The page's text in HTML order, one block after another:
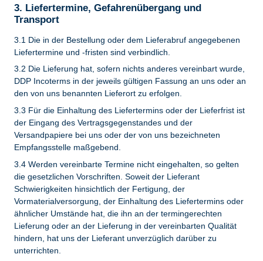
3. Liefertermine, Gefahrenübergang und
Transport
3.1 Die in der Bestellung oder dem Lieferabruf angegebenen
Liefertermine und -fristen sind verbindlich.
3.2 Die Lieferung hat, sofern nichts anderes vereinbart wurde,
DDP Incoterms in der jeweils gültigen Fassung an uns oder an
den von uns benannten Lieferort zu erfolgen.
3.3 Für die Einhaltung des Liefertermins oder der Lieferfrist ist
der Eingang des Vertragsgegenstandes und der
Versandpapiere bei uns oder der von uns bezeichneten
Empfangsstelle maßgebend.
3.4 Werden vereinbarte Termine nicht eingehalten, so gelten
die gesetzlichen Vorschriften. Soweit der Lieferant
Schwierigkeiten hinsichtlich der Fertigung, der
Vormaterialversorgung, der Einhaltung des Liefertermins oder
ähnlicher Umstände hat, die ihn an der termingerechten
Lieferung oder an der Lieferung in der vereinbarten Qualität
hindern, hat uns der Lieferant unverzüglich darüber zu
unterrichten.